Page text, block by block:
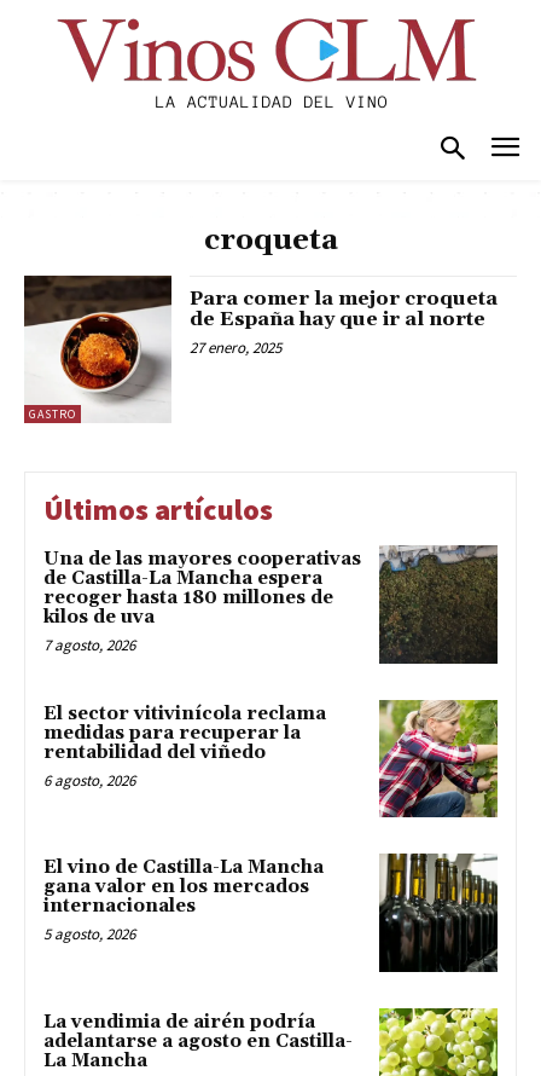
croqueta
GASTRO
Para comer la mejor croqueta
de España hay que ir al norte
27 enero, 2025
Últimos artículos
Una de las mayores cooperativas
de Castilla-La Mancha espera
recoger hasta 180 millones de
kilos de uva
7 agosto, 2026
El sector vitivinícola reclama
medidas para recuperar la
rentabilidad del viñedo
6 agosto, 2026
El vino de Castilla-La Mancha
gana valor en los mercados
internacionales
5 agosto, 2026
La vendimia de airén podría
adelantarse a agosto en Castilla-
La Mancha